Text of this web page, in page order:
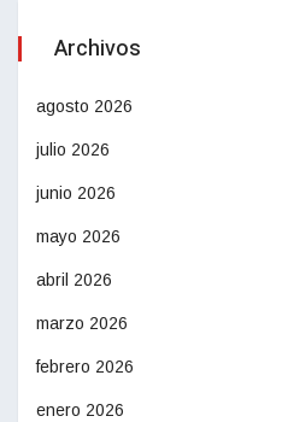
Archivos
agosto 2026
julio 2026
junio 2026
mayo 2026
abril 2026
marzo 2026
febrero 2026
enero 2026